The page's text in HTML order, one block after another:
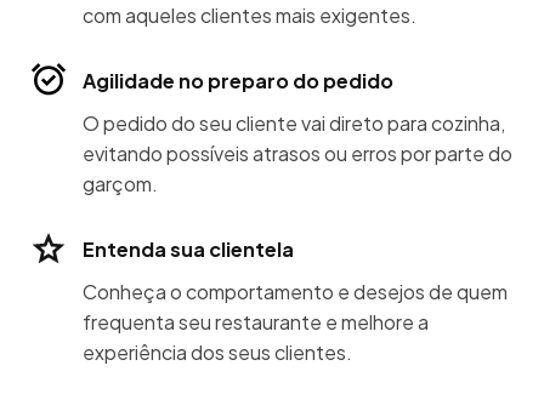
com aqueles clientes mais exigentes.
Agilidade no preparo do pedido
O pedido do seu cliente vai direto para cozinha,
evitando possíveis atrasos ou erros por parte do
garçom.
Entenda sua clientela
Conheça o comportamento e desejos de quem
frequenta seu restaurante e melhore a
experiência dos seus clientes.